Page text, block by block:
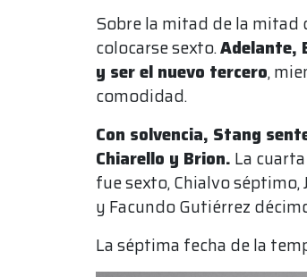
Sobre la mitad de la mitad
colocarse sexto.Adelante,
y ser el nuevo tercero,
comodidad.
Con solvencia, Stang
Chiarello y Brion. La
fue sexto, Chialvo
y Facundo Gutiérrez
La séptima fecha de la